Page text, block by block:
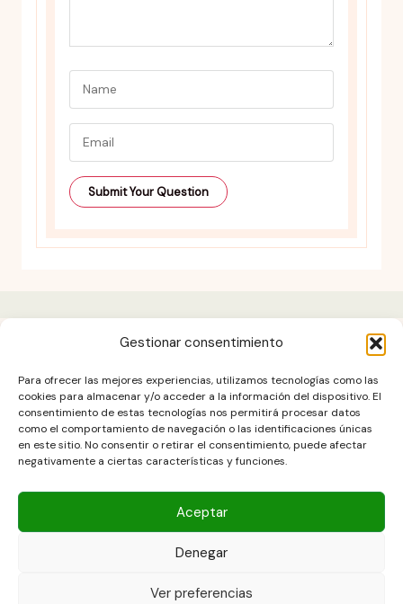
Gestionar consentimiento
Para ofrecer las mejores experiencias, utilizamos tecnologías como las
cookies para almacenar y/o acceder a la información del dispositivo. El
consentimiento de estas tecnologías nos permitirá procesar datos
como el comportamiento de navegación o las identificaciones únicas
en este sitio. No consentir o retirar el consentimiento, puede afectar
negativamente a ciertas características y funciones.
Aceptar
Denegar
Ver preferencias
Aviso legal
Contacto
DESCARGO DE RESPONSABILIDAD
Política de cookies (UE)
POLÍTICA DE PRIVACIDAD
Términos y condiciones
Copyright © 2026 Las Recetas Caseras de Isa. Powered by Las